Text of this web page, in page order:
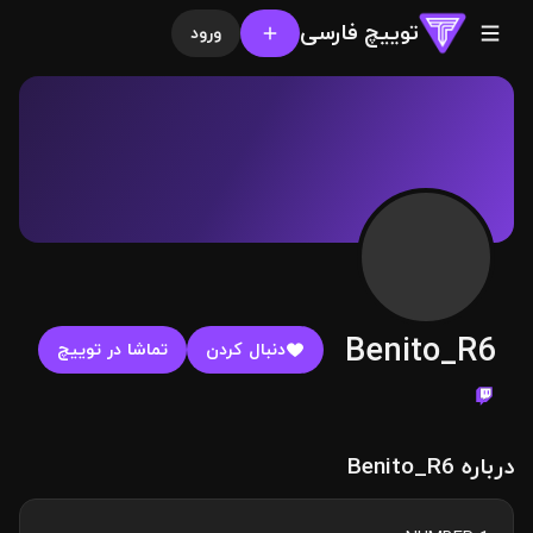
توییچ فارسی ورود
Benito_R6 دنبال کردن تماشا در توییچ
درباره Benito_R6